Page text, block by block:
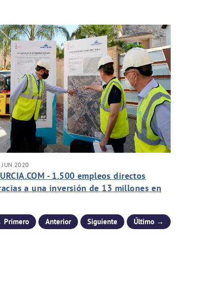
JUN 2020
- 1.500 empleos directos
a una inversión de 13 millones en
Anterior Siguiente Último →